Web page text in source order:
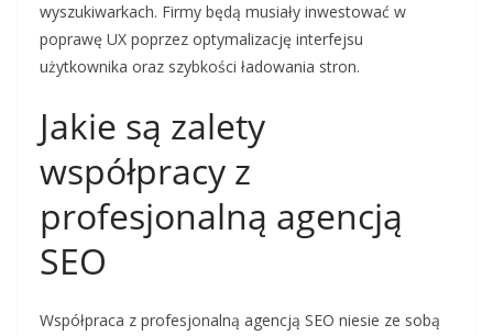
wyszukiwarkach. Firmy będą musiały inwestować w
poprawę UX poprzez optymalizację interfejsu
użytkownika oraz szybkości ładowania stron.
Jakie są zalety
współpracy z
profesjonalną agencją
SEO
Współpraca z profesjonalną agencją SEO niesie ze sobą